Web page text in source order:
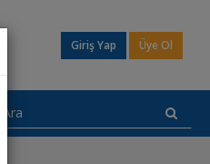
Giriş Yap Üye Ol